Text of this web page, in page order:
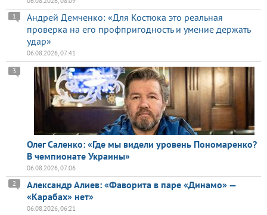
Андрей Демченко: «Для Костюка это реальная
проверка на его профпригодность и умение держать
удар»
1
06.08.2026, 07:41
Олег Саленко: «Где мы видели уровень Пономаренко?
В чемпионате Украины»
3
06.08.2026, 07:06
Александр Алиев: «Фаворита в паре «Динамо» —
«Карабах» нет»
2
06.08.2026, 06:21